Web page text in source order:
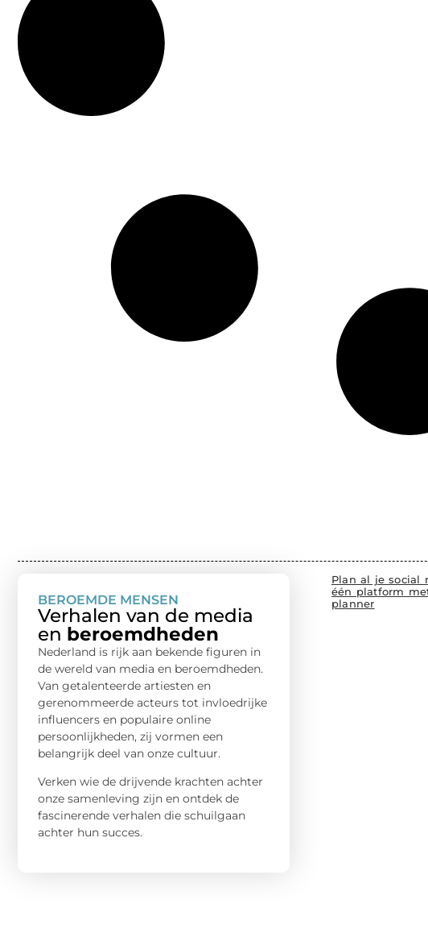
BEROEMDE MENSEN
Verhalen van de media
en beroemdheden
Nederland is rijk aan bekende figuren in
de wereld van media en beroemdheden.
Van getalenteerde artiesten en
gerenommeerde acteurs tot invloedrijke
influencers en populaire online
persoonlijkheden, zij vormen een
belangrijk deel van onze cultuur.
Verken wie de drijvende krachten achter
onze samenleving zijn en ontdek de
fascinerende verhalen die schuilgaan
achter hun succes.
Plan al je social
één platform
planner